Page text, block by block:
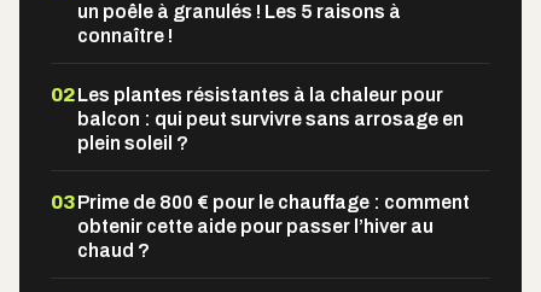
un poêle à granulés ! Les 5 raisons à
connaître !
02Les plantes résistantes à la chaleur pour
balcon : qui peut survivre sans arrosage en
plein soleil ?
03Prime de 800 € pour le chauffage : comment
obtenir cette aide pour passer l’hiver au
chaud ?